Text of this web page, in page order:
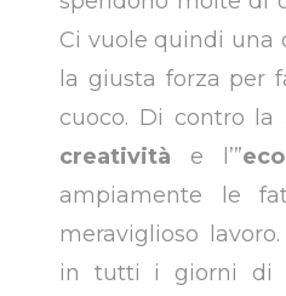
Ci vuole quindi una
la giusta forza per
cuoco. Di contro la
creatività e l’”
ampiamente le
meraviglioso
in tutti i giorni di